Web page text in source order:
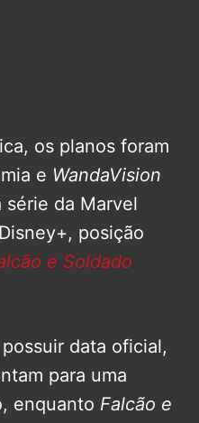
os planos foram
e WandaVision
série da Marvel
posição
e Soldado
data oficial,
para uma
enquanto Falcão e